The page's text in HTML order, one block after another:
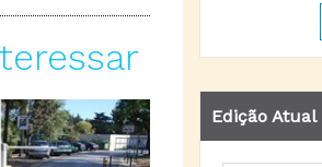
Edição Atual